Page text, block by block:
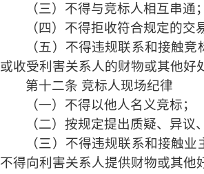
（三）不得与竞标人相互串通；
（四）不得拒收符合规定的交
（五）不得违规联系和接触
或收受利害关系人的财物或其他好
第十二条 竞标人现场纪律
（一）不得以他人名义竞标；
（二）按规定提出质疑、异议
（三）不得违规联系和接触
不得向利害关系人提供财物或其他